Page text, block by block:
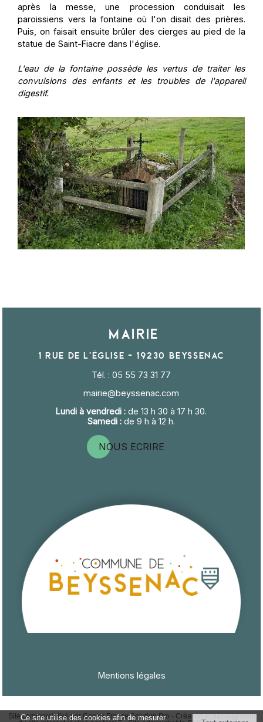
après la messe, une procession conduisait les
paroissiens vers la fontaine où l'on disait des prières.
Puis, on faisait ensuite brûler des cierges au pied de la
statue de Saint-Fiacre dans l'église.
L'eau de la fontaine possède les vertus de traiter les
convulsions des enfants et les troubles de l'appareil
digestif.
Mairie
1 rue de l'église - 19230 BEYSSENAC
Tél. : 05 55 73 31 77
mairie@beyssenac.com
Lundi à vendredi : de 13 h 30 à 17 h 30.
Samedi : de 9 h à 12 h.
NOUS ECRIRE
Mentions légales
Site commercialisé par Centre France Solution Pro - Création et hébergement
Ce site utilise des cookies afin de mesurer